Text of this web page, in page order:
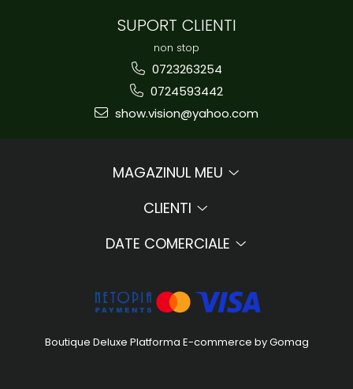
SUPORT CLIENTI
non stop
0723263254
0724593442
show.vision@yahoo.com
MAGAZINUL MEU
CLIENTI
DATE COMERCIALE
Boutique Deluxe Platforma E-commerce by Gomag